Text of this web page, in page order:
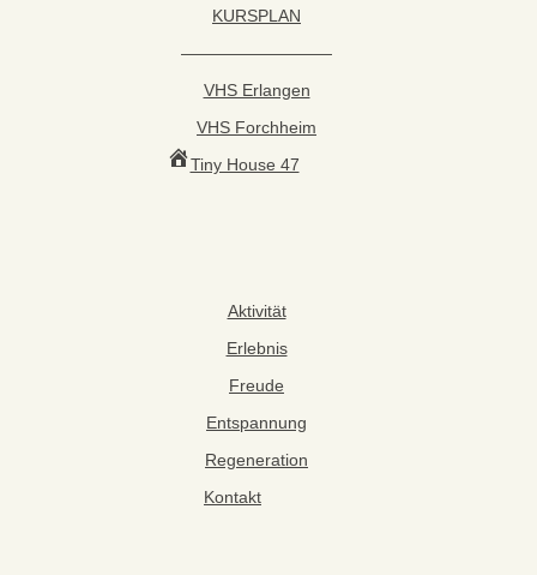
KURSPLAN
—————————
VHS Erlangen
VHS Forchheim
Tiny House 47
Aktivität
Erlebnis
Freude
Entspannung
Regeneration
Kontakt